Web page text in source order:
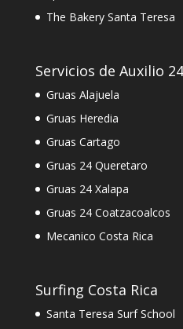
The Bakery Santa Teresa
Servicios de Auxilio
Gruas Alajuela
Gruas Heredia
Gruas Cartago
Gruas 24 Queretaro
Gruas 24 Xalapa
Gruas 24 Coatzacoalcos
Mecanico Costa Rica
Surfing Costa Rica
Santa Teresa Surf School